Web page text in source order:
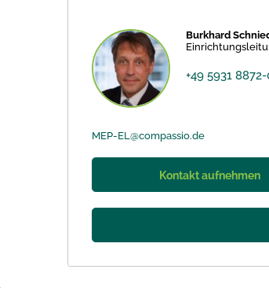
Burkhard
+49 5931
MEP-EL@compassio.de
Kontakt aufnehmen